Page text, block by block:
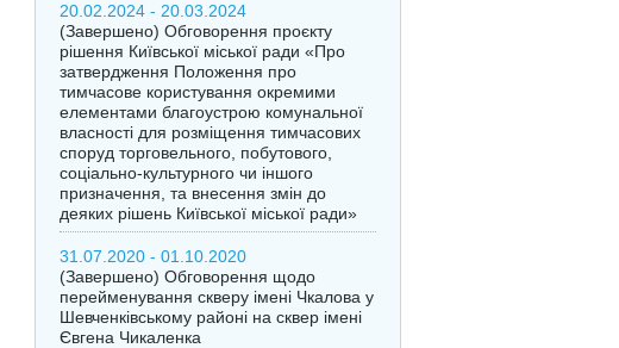
20.02.2024 - 20.03.2024
(Завершено) Обговорення проєкту
рішення Київської міської ради «Про
затвердження Положення про
тимчасове користування окремими
елементами благоустрою комунальної
власності для розміщення тимчасових
споруд торговельного, побутового,
соціально-культурного чи іншого
призначення, та внесення змін до
деяких рішень Київської міської ради»
31.07.2020 - 01.10.2020
(Завершено) Обговорення щодо
перейменування скверу імені Чкалова у
Шевченківському районі на сквер імені
Євгена Чикаленка